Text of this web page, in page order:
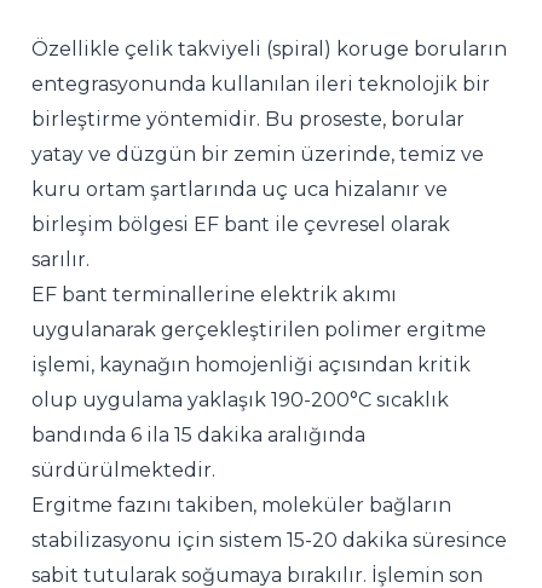
Özellikle çelik takviyeli (spiral) koruge boruların
entegrasyonunda kullanılan ileri teknolojik bir
birleştirme yöntemidir. Bu proseste, borular
yatay ve düzgün bir zemin üzerinde, temiz ve
kuru ortam şartlarında uç uca hizalanır ve
birleşim bölgesi EF bant ile çevresel olarak
sarılır.
EF bant terminallerine elektrik akımı
uygulanarak gerçekleştirilen polimer ergitme
işlemi, kaynağın homojenliği açısından kritik
olup uygulama yaklaşık 190-200°C sıcaklık
bandında 6 ila 15 dakika aralığında
sürdürülmektedir.
Ergitme fazını takiben, moleküler bağların
stabilizasyonu için sistem 15-20 dakika süresince
sabit tutularak soğumaya bırakılır. İşlemin son